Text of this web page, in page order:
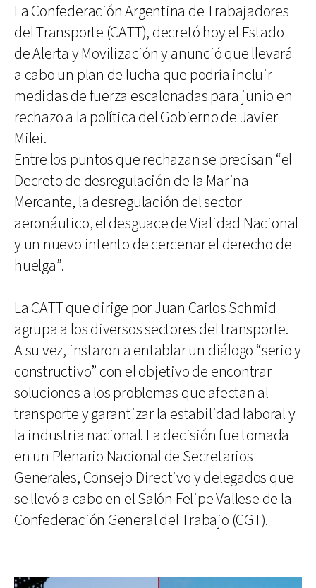
La Confederación Argentina de Trabajadores
del Transporte (CATT), decretó hoy el Estado
de Alerta y Movilización y anunció que llevará
a cabo un plan de lucha que podría incluir
medidas de fuerza escalonadas para junio en
rechazo a la política del Gobierno de Javier
Milei.
Entre los puntos que rechazan se precisan “el
Decreto de desregulación de la Marina
Mercante, la desregulación del sector
aeronáutico, el desguace de Vialidad Nacional
y un nuevo intento de cercenar el derecho de
huelga”.
La CATT que dirige por Juan Carlos Schmid
agrupa a los diversos sectores del transporte.
A su vez, instaron a entablar un diálogo “serio y
constructivo” con el objetivo de encontrar
soluciones a los problemas que afectan al
transporte y garantizar la estabilidad laboral y
la industria nacional. La decisión fue tomada
en un Plenario Nacional de Secretarios
Generales, Consejo Directivo y delegados que
se llevó a cabo en el Salón Felipe Vallese de la
Confederación General del Trabajo (CGT).